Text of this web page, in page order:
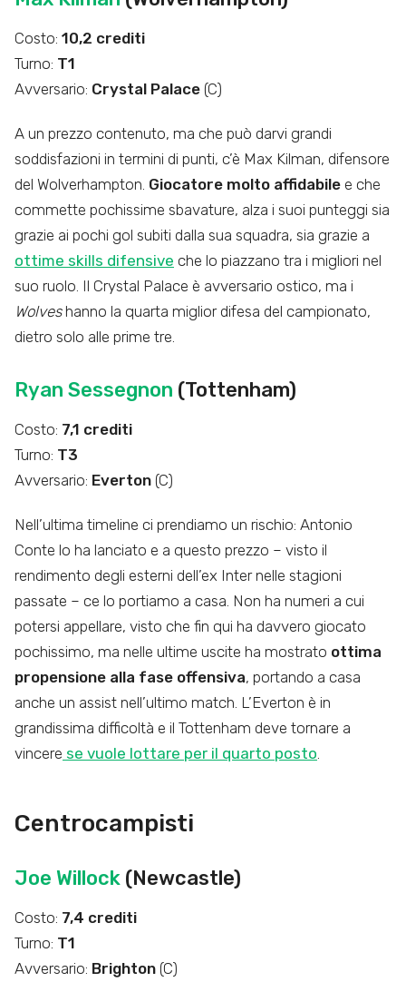
Costo: 10,2 crediti
Turno: T1
Avversario: Crystal Palace (C)
A un prezzo contenuto, ma che può darvi grandi
soddisfazioni in termini di punti, c’è Max Kilman, difensore
del Wolverhampton. Giocatore molto affidabile e che
commette pochissime sbavature, alza i suoi punteggi sia
grazie ai pochi gol subiti dalla sua squadra, sia grazie a
ottime skills difensive che lo piazzano tra i migliori nel
suo ruolo. Il Crystal Palace è avversario ostico, ma i
Wolveshanno la quarta miglior difesa del campionato,
dietro solo alle prime tre.
Ryan Sessegnon (Tottenham)
Costo: 7,1 crediti
Turno: T3
Avversario: Everton (C)
Nell’ultima timeline ci prendiamo un rischio: Antonio
Conte lo ha lanciato e a questo prezzo – visto il
rendimento degli esterni dell’ex Inter nelle stagioni
passate – ce lo portiamo a casa. Non ha numeri a cui
potersi appellare, visto che fin qui ha davvero giocato
pochissimo, ma nelle ultime uscite ha mostrato ottima
propensione alla fase offensiva, portando a casa
anche un assist nell’ultimo match. L’Everton è in
grandissima difficoltà e il Tottenham deve tornare a
vincere se vuole lottare per il quarto posto
Centrocampisti
Joe Willock (Newcastle)
Costo: 7,4 crediti
Turno: T1
Avversario: Brighton (C)